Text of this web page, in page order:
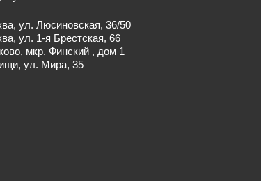
ул. Люсиновская, 36/50
ул. 1-я Брестская, 66
мкр. Финский , дом 1
ул. Мира, 35